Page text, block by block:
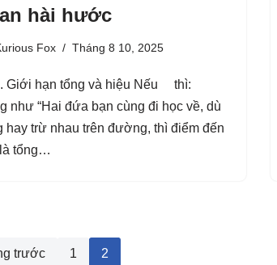
hài hước
Fox Tháng 8 10, 2025
Giới hạn tổng và hiệu Nếu thì:
như “Hai đứa bạn cùng đi học về, dù
hay trừ nhau trên đường, thì điểm đến
tổng…
trước 1 2